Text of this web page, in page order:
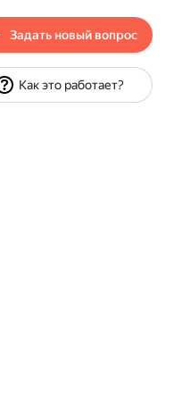
Задать новый вопрос
Как это работает?